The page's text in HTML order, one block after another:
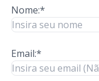
Nome:*
Email:*